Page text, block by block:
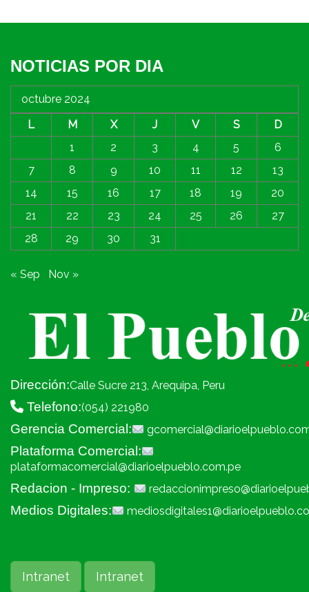
NOTICIAS POR DIA
octubre 2024
L
M X J V S
D
1
2 3 4 5
6
7
8 9 10 11 12
13
14
15 16 17 18 19
20
21
22 23 24 25 26
27
28
29 30 31
« Sep Nov »
Dirección:Calle Sucre 213, Arequipa, Peru
Telefono:(054) 221980
Gerencia Comercial:
Plataforma Comercial:
plataformacomercial@diarioelpueblo.com.pe
Redacion - Impreso:
Medios Digitales:
Intranet Intranet